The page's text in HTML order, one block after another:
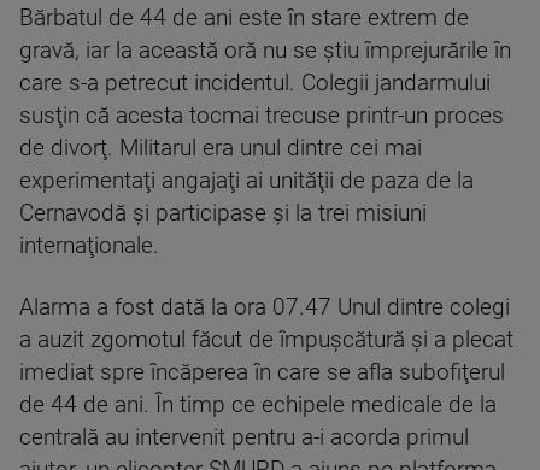
Bărbatul de 44 de ani este în stare extrem de
gravă, iar la această oră nu se ştiu împrejurările în
care s-a petrecut incidentul. Colegii jandarmului
susţin că acesta tocmai trecuse printr-un proces
de divorţ. Militarul era unul dintre cei mai
experimentaţi angajaţi ai unităţii de paza de la
Cernavodă şi participase şi la trei misiuni
internaţionale.
Alarma a fost dată la ora 07.47 Unul dintre colegi
a auzit zgomotul făcut de împuşcătură şi a plecat
imediat spre încăperea în care se afla subofiţerul
de 44 de ani. În timp ce echipele medicale de la
centrală au intervenit pentru a-i acorda primul